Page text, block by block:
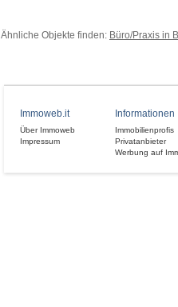
Ähnliche Objekte finden: Büro/Praxis in
Immoweb.it
Über Immoweb
Impressum
Informationen
Immobilienprofis
Privatanbieter
Werbung auf